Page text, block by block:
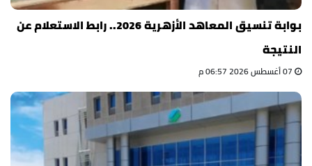
بوابة تنسيق المعاهد الأزهرية 2026.. رابط الاستعلام عن
النتيجة